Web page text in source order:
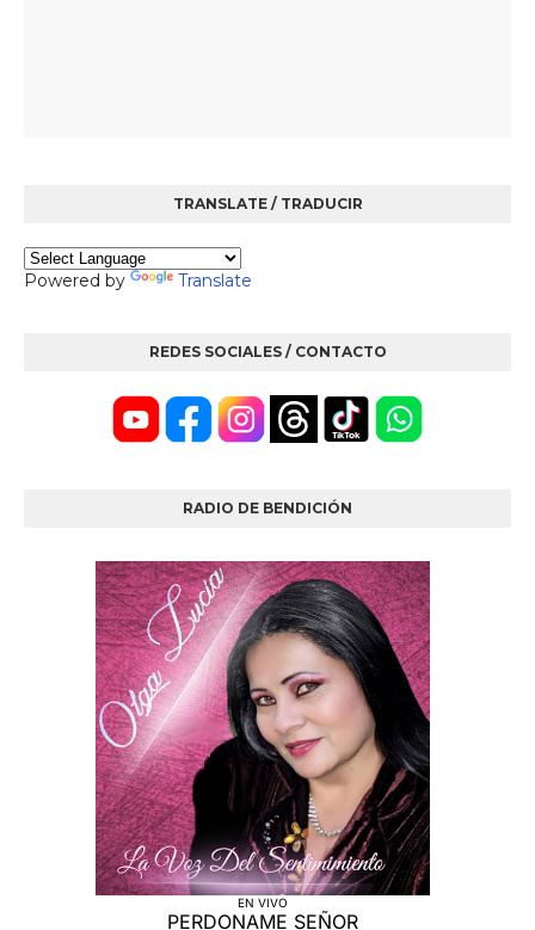
TRANSLATE / TRADUCIR
Powered by Translate
REDES SOCIALES / CONTACTO
RADIO DE BENDICIÓN